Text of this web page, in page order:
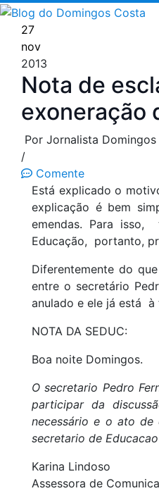
Pular
para
conteúdo
27
nov
2013
Nota de
exoneração
Por Jornalista Domingos
/
Comente
Está explicado o
explicação é bem
emendas. Para
Educação, portanto,
Diferentemente do
entre o secretário
anulado e ele já está à
NOTA DA SEDUC:
Boa noite Domingos.
O secretario Pedro
participar da
necessário e o ato de
secretario de
Karina Lindoso
Assessora de